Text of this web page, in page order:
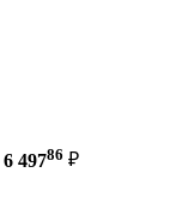
6 49786 ₽